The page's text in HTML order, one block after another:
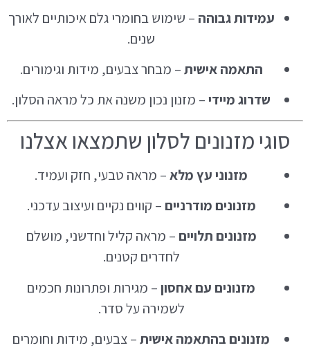
עמידות גבוהה – שימוש בחומרי גלם איכותיים לאורך
שנים.
התאמה אישית– מבחר צבעים, מידות וגימורים.
שדרוג מיידי– מזנון נכון משנה את כל מראה הסלון.
סוגי מזנונים לסלון שתמצאו אצלנו
מזנוני עץ מלא– מראה טבעי, חזק ועמיד.
מזנונים מודרניים – קווים נקיים ועיצוב עדכני.
מזנונים תלויים – מראה קליל וחדשני, מושלם
לחדרים קטנים.
מזנונים עם אחסון– מגירות ופתרונות חכמים
לשמירה על סדר.
מזנונים בהתאמה אישית– צבעים, מידות וחומרים